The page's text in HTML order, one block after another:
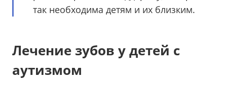
так необходима детям и их близким.
Лечение зубов у детей с
аутизмом